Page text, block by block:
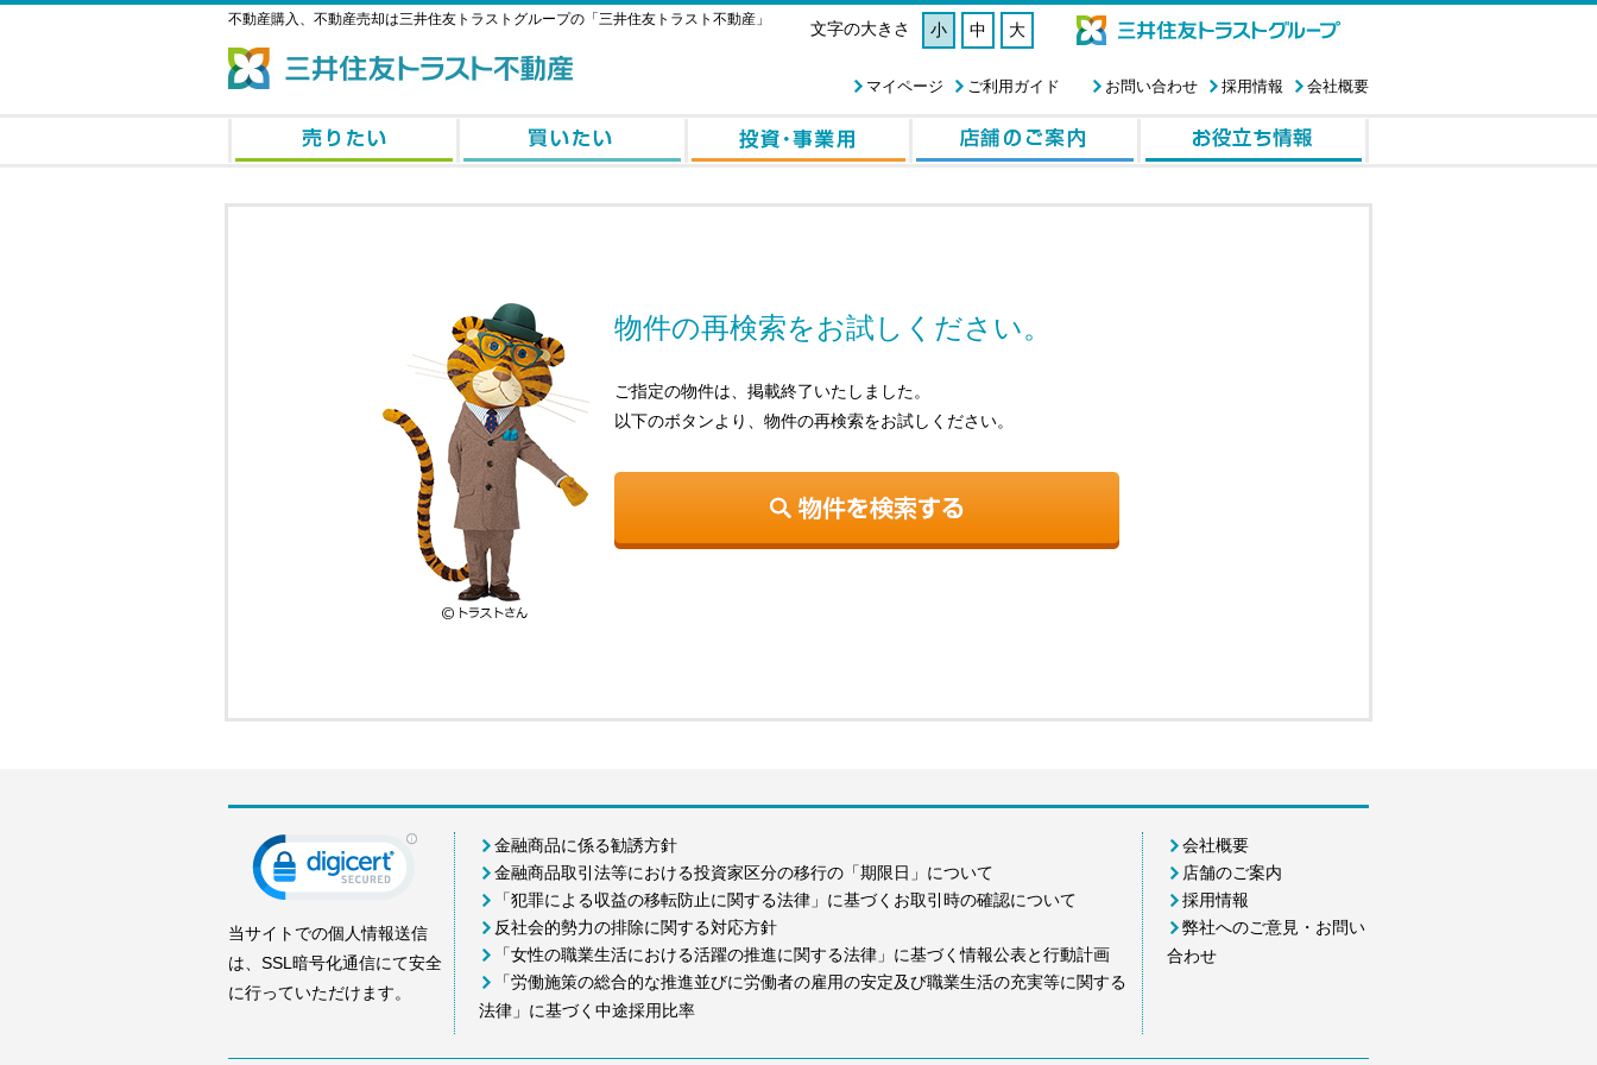
不動産購入、不動産売却は三井住友トラストグループの「三井住友トラスト不動産」 文字の大きさ 小 中 大
会社概要
採用情報
お問い合わせ
ご利用ガイド
マイページ
物件の再検索をお試しください。
ご指定の物件は、掲載終了いたしました。
以下のボタンより、物件の再検索をお試しください。
当サイトでの個人情報送信
は、SSL暗号化通信にて安全
に行っていただけます。
金融商品に係る勧誘方針
金融商品取引法等における投資家区分の移行の「期限日」について
「犯罪による収益の移転防止に関する法律」に基づくお取引時の確認について
反社会的勢力の排除に関する対応方針
「女性の職業生活における活躍の推進に関する法律」に基づく情報公表と行動計画
「労働施策の総合的な推進並びに労働者の雇用の安定及び職業生活の充実等に関する
法律」に基づく中途採用比率
会社概要
店舗のご案内
採用情報
弊社へのご意見・お問い
合わせ